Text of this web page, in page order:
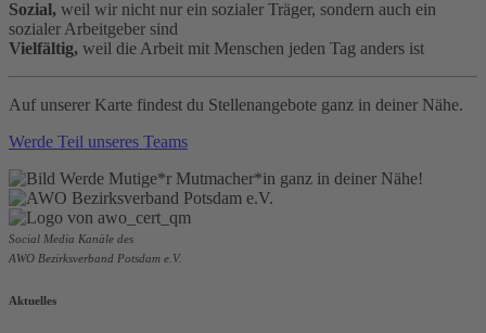
Sozial, weil wir nicht nur ein sozialer Träger, sondern auch ein
sozialer Arbeitgeber sind
Vielfältig, weil die Arbeit mit Menschen jeden Tag anders ist
Auf unserer Karte findest du Stellenangebote ganz in deiner Nähe.
Werde Teil unseres Teams
Social Media Kanäle des
AWO Bezirksverband Potsdam e.V.
Aktuelles